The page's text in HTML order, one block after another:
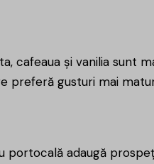
cafeaua și vanilia sunt
preferă gusturi mai
adaugă